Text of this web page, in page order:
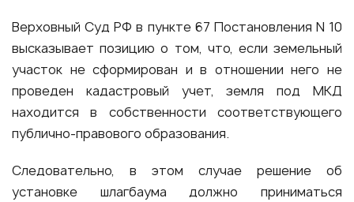
Верховный Суд РФ в пункте 67 Постановления N 10
высказывает позицию о том, что, если земельный
участок не сформирован и в отношении него не
проведен кадастровый учет, земля под МКД
находится в собственности соответствующего
публично-правового образования.
Следовательно, в этом случае решение об
установке шлагбаума должно приниматься